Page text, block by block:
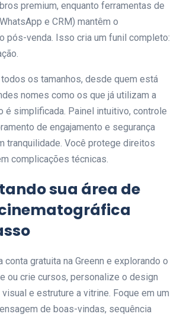
premium, enquanto ferramentas de
e CRM) mantêm o
pós-venda. Isso cria um funil completo:
os tamanhos, desde quem está
nomes como os que já utilizam a
é simplificada. Painel intuitivo, controle
de engajamento e segurança
tranquilidade. Você protege direitos
complicações técnicas.
sua área de
conta gratuita na Greenn e explorando o
ou crie cursos, personalize o design
e estruture a vitrine. Foque em um
de boas-vindas, sequência